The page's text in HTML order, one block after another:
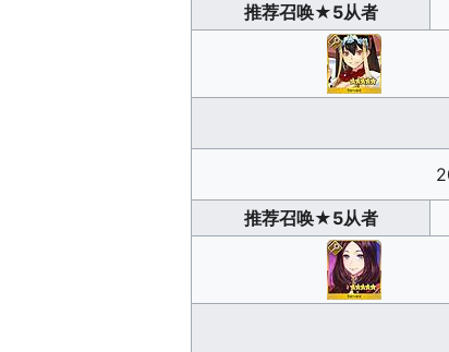
推荐召唤★5从者
推荐召唤★5从者